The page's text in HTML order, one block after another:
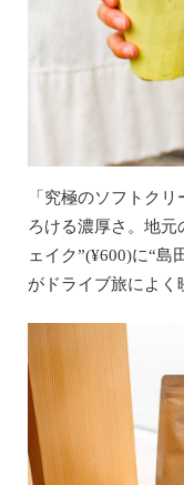
「究極のソフトク
ろける濃厚さ。地元
ェイク”(¥600)に“島
がドライブ旅によく